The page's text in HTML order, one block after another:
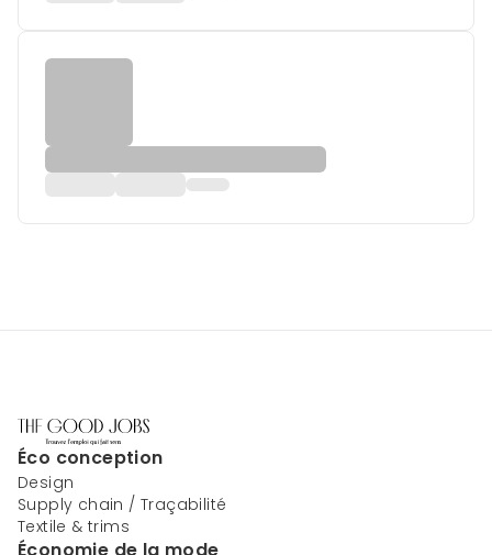
Éco conception
Design
Supply chain / Traçabilité
Textile & trims